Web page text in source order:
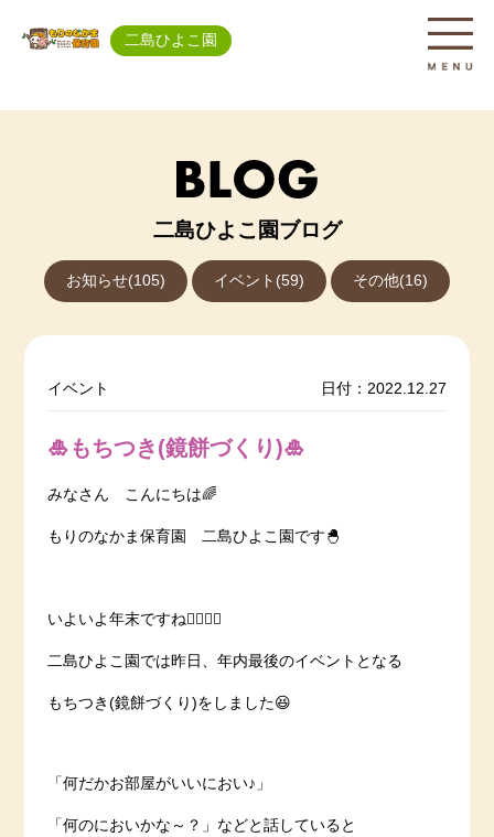
二島ひよこ園
二島ひよこ園ブログ
お知らせ(105) イベント(59) その他(16)
イベント 日付：2022.12.27
🎍もちつき(鏡餅づくり)🎍
みなさん こんにちは🌈
もりのなかま保育園 二島ひよこ園です🐣
いよいよ年末ですね🏃‍♀️🏃‍♂️
二島ひよこ園では昨日、年内最後のイベントとなる
もちつき(鏡餅づくり)をしました😆
「何だかお部屋がいいにおい♪」
「何のにおいかな～？」などと話していると